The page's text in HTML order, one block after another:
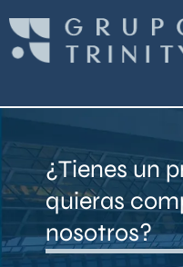
contenido
¿Tienes un
quieras
nosotros?